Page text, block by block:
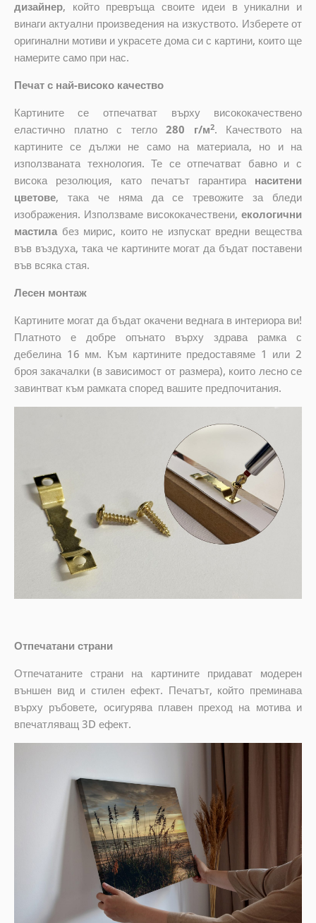
дизайнер, койтопревръща своите идеи в уникални и
винаги актуални произведения на изкуството. Изберете от
оригинални мотиви и украсете дома си с картини, които ще
намерите само при нас.
Печат с най-високо качество
Картините се отпечатват върху висококачествено
еластично платно с тегло280 г/м2. Качеството на
картините се дължи не само на материала, но и на
използваната технология. Те се отпечатват бавно и с
висока резолюция, като печатът гарантира наситени
цветове, така че няма да се тревожите за бледи
изображения. Използваме висококачествени,екологични
мастилабез мирис, които не изпускат вредни вещества
във въздуха, така че картините могат да бъдат поставени
във всяка стая.
Лесен монтаж
Картините могат да бъдат окачени веднага в интериора ви!
Платното е добре опънато върху здрава рамка с
дебелина 16 мм. Към картините предоставяме 1 или 2
броя закачалки (в зависимост от размера), които лесно се
завинтват към рамката според вашите предпочитания.
Отпечатани страни
Отпечатаните страни на картините придават модерен
външен вид и стилен ефект. Печатът, който преминава
върху ръбовете, осигурява плавен преход на мотива и
впечатляващ 3D ефект.